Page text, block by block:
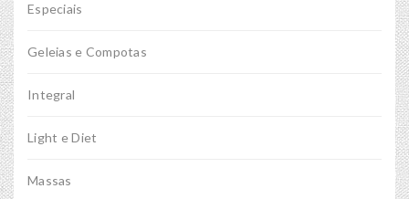
Especiais
Geleias e Compotas
Integral
Light e Diet
Massas